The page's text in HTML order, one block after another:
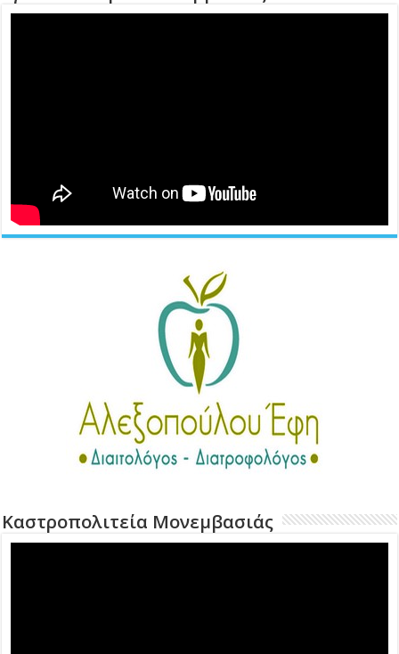
Καστροπολιτεία Μονεμβασιάς